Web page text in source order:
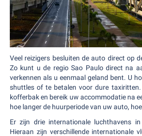
Veel reizigers besluiten de auto direct op
Zo kunt u de regio Sao Paulo direct na
verkennen als u eenmaal geland bent. U
shuttles of te betalen voor dure
kofferbak en bereik uw accommodatie na
hoe langer de huurperiode van uw auto,
Er zijn drie internationale luchthavens
Hieraan zijn verschillende internationale